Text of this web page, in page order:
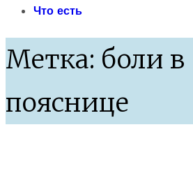
Что есть
Метка: боли в
пояснице